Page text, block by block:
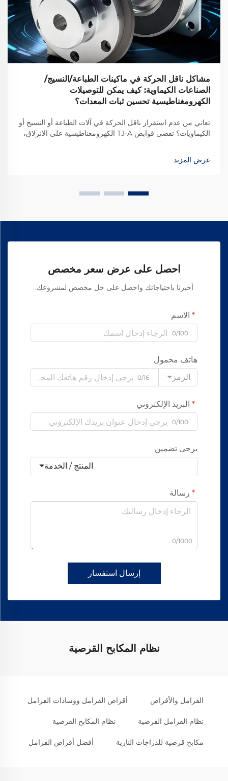
مشاكل ناقل الحركة في ماكينات الطباعة/النسيج/
الصناعات الكيماوية: كيف يمكن للتوصيلات
الكهرومغناطيسية تحسين ثبات المعدات؟
تعاني من عدم استقرار ناقل الحركة في آلات الطباعة أو النسيج أو
الكيماويات؟ تقضي قوابض TJ-A الكهرومغناطيسية على الانزلاق،
اكتشف كيف تحقق الشركات المصنعة الرائدة عالميًا موثوقية بنسبة
99.8٪ — طلب ورقة المواصفات اليوم.
عرض المزيد
احصل على عرض سعر مخصص
أخبرنا باحتياجاتك واحصل على حل مخصص لمشروعك.
الاسم
0/100
هاتف محمول
الرمز
0/16
البريد الإلكتروني
0/100
يرجى تضمين
المنتج / الخدمة
رسالة
0/1000
إرسال استفسار
نظام المكابح القرصية
الفرامل والأقراص أقراص الفرامل ووسادات الفرامل
نظام الفرامل القرصية نظام المكابح القرصية
مكابح قرصية للدراجات النارية أفضل أقراص الفرامل